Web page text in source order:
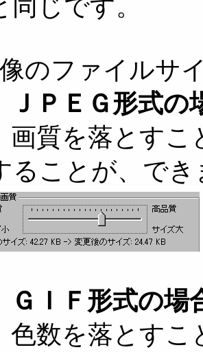
同じです。
のファイルサ
ＪＰＥＧ形式の
を落とすこと
ることが、でき
ＧＩＦ形式の場
を落とすこと